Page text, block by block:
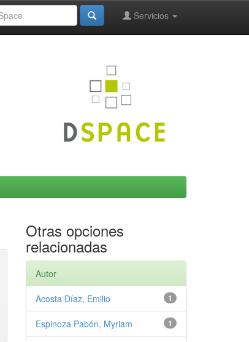
Servicios
Otras opciones
relacionadas
Autor
1
Acosta Díaz, Emilio
1
Espinoza Pabón, Myriam